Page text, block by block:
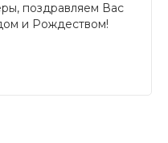
поздравляем Вас
и Рождеством!